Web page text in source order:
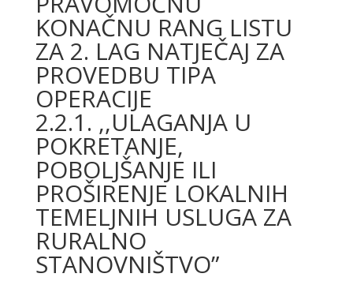
KONAČNU RANG LISTU
ZA 2. LAG NATJEČAJ ZA
PROVEDBU TIPA
OPERACIJE
2.2.1. ,,ULAGANJA U
POKRETANJE,
POBOLJŠANJE ILI
PROŠIRENJE LOKALNIH
TEMELJNIH USLUGA ZA
RURALNO
STANOVNIŠTVO”